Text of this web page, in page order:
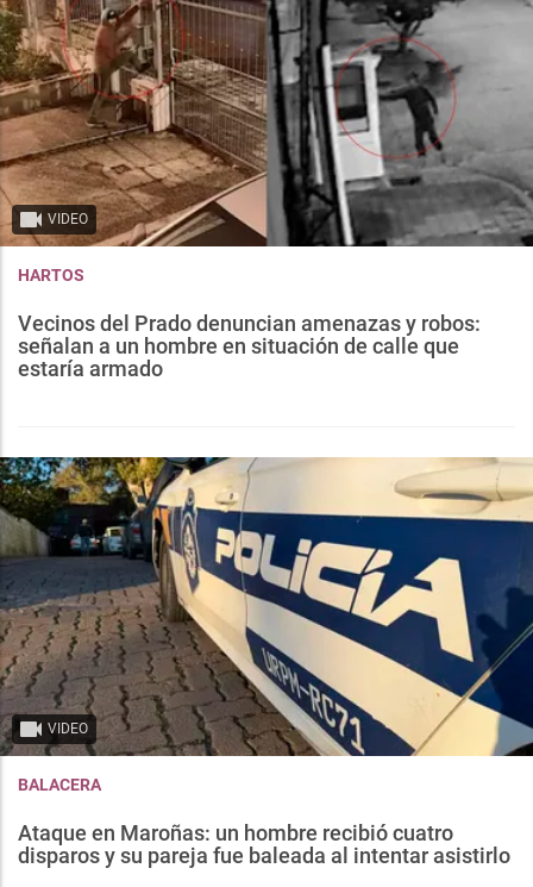
VIDEO
HARTOS
Vecinos del Prado denuncian amenazas y robos:
señalan a un hombre en situación de calle que
estaría armado
VIDEO
BALACERA
Ataque en Maroñas: un hombre recibió cuatro
disparos y su pareja fue baleada al intentar asistirlo